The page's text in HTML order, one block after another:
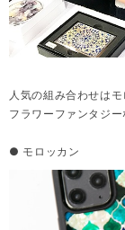
人気の組み合わせは
フラワーファンタジ
● モロッカン